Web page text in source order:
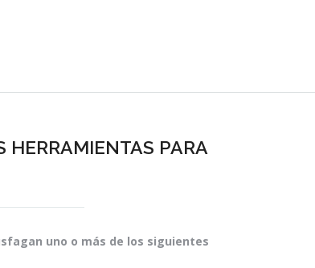
HERRAMIENTAS PARA
uno o más de los siguientes